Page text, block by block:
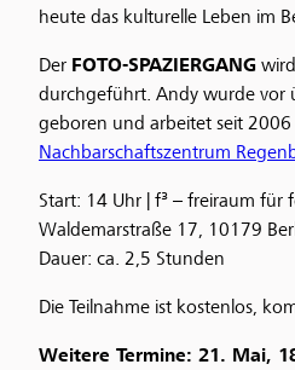
heute das kulturelle Leben im
Der FOTO-SPAZIERGANG
durchgeführt. Andy wurde vor
geboren und arbeitet seit 2006
Nachbarschaftszentrum
Start: 14 Uhr | f³ – freiraum für
Waldemarstraße 17, 10179
Dauer: ca. 2,5 Stunden
Die Teilnahme ist kostenlos,
Weitere Termine: 21. Mai,